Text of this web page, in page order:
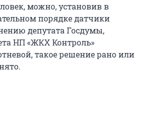
можно, установив в
порядке датчики
депутата Госдумы,
НП «ЖКХ Контроль»
такое решение рано или